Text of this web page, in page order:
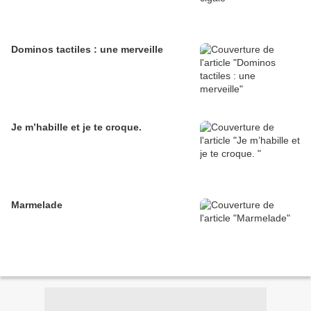
Dominos tactiles : une merveille
Je m’habille et je te croque.
Marmelade